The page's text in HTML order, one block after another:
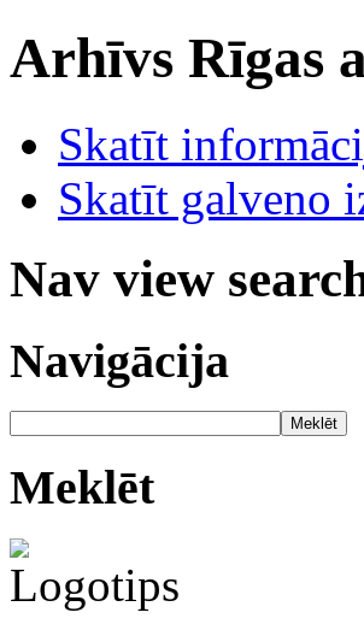
Arhīvs Rīgas
Skatīt
Skatīt galveno
Nav view
Navigācija
Meklēt
Meklēt